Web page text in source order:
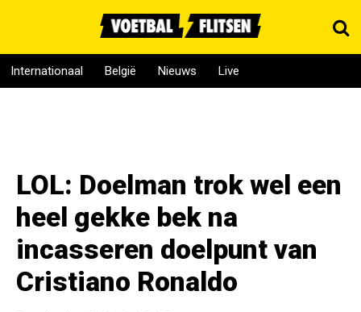
Internationaal België Nieuws Live
LOL: Doelman trok wel een
heel gekke bek na
incasseren doelpunt van
Cristiano Ronaldo